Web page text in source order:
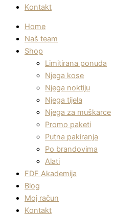
Kontakt
Home
Naš team
Shop
Limitirana ponuda
Njega kose
Njega noktiju
Njega tijela
Njega za muškarce
Promo paketi
Putna pakiranja
Po brandovima
Alati
FDF Akademija
Blog
Moj račun
Kontakt